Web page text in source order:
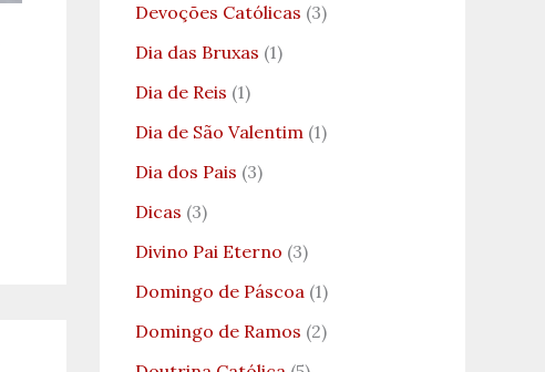
Devoções Católicas (3)
Dia das Bruxas (1)
Dia de Reis (1)
Dia de São Valentim (1)
Dia dos Pais (3)
Dicas (3)
Divino Pai Eterno (3)
Domingo de Páscoa (1)
Domingo de Ramos (2)